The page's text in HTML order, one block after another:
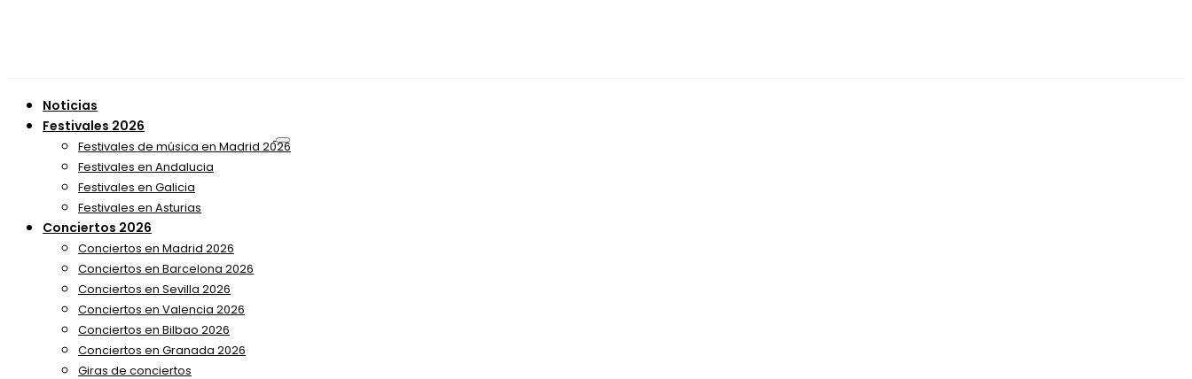
Noticias
Festivales 2026
Festivales de música en Madrid 2026
Festivales en Andalucia
Festivales en Galicia
Festivales en Asturias
Conciertos 2026
Conciertos en Madrid 2026
Conciertos en Barcelona 2026
Conciertos en Sevilla 2026
Conciertos en Valencia 2026
Conciertos en Bilbao 2026
Conciertos en Granada 2026
Giras de conciertos